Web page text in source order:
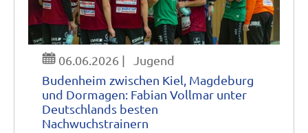
06.06.2026 |
Jugend
Budenheim zwischen Kiel, Magdeburg
und Dormagen: Fabian Vollmar unter
Deutschlands besten
Nachwuchstrainern